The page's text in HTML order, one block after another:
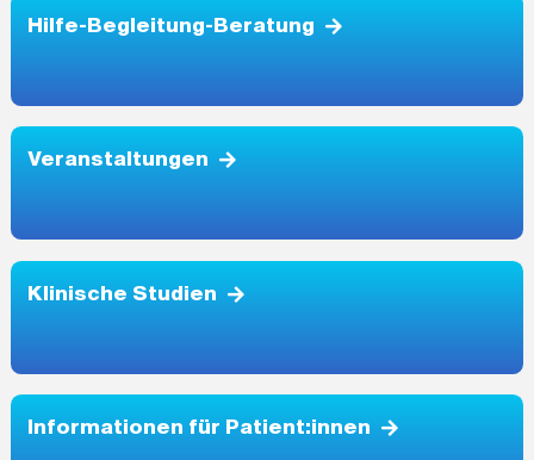
Hilfe-Begleitung-Beratung
Veranstaltungen
Klinische Studien
Informationen für Patient:innen